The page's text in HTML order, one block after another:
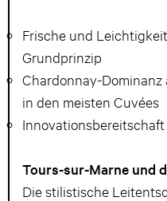
Frische und
Grundprinzip
Chardonnay-
in den meisten Cuvées
Tours-sur-Marne und
Die stilistische